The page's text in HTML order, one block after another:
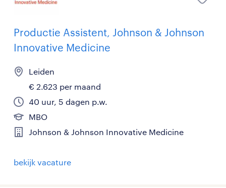
Productie Assistent, Johnson & Johnson
Innovative Medicine
Leiden
€ 2.623 per maand
40 uur, 5 dagen p.w.
MBO
Johnson & Johnson Innovative Medicine
bekijk vacature